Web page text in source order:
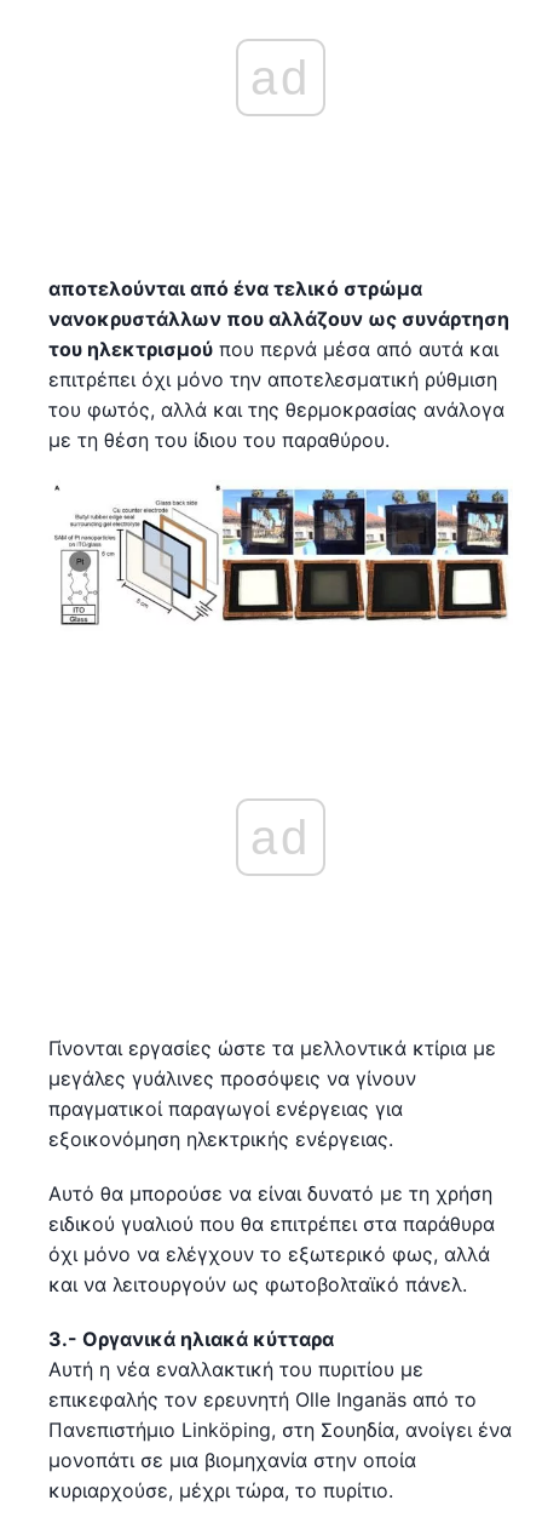
ad
αποτελούνται από ένα τελικό στρώμα
νανοκρυστάλλων που αλλάζουν ως συνάρτηση
του ηλεκτρισμού που περνά μέσα από αυτά και
επιτρέπει όχι μόνο την αποτελεσματική ρύθμιση
του φωτός, αλλά και της θερμοκρασίας ανάλογα
με τη θέση του ίδιου του παραθύρου.
ad
Γίνονται εργασίες ώστε τα μελλοντικά κτίρια με
μεγάλες γυάλινες προσόψεις να γίνουν
πραγματικοί παραγωγοί ενέργειας για
εξοικονόμηση ηλεκτρικής ενέργειας.
Αυτό θα μπορούσε να είναι δυνατό με τη χρήση
ειδικού γυαλιού που θα επιτρέπει στα παράθυρα
όχι μόνο να ελέγχουν το εξωτερικό φως, αλλά
και να λειτουργούν ως φωτοβολταϊκό πάνελ.
3.- Οργανικά ηλιακά κύτταρα
Αυτή η νέα εναλλακτική του πυριτίου με
επικεφαλής τον ερευνητή Olle Inganäs από το
Πανεπιστήμιο Linköping, στη Σουηδία, ανοίγει ένα
μονοπάτι σε μια βιομηχανία στην οποία
κυριαρχούσε, μέχρι τώρα, το πυρίτιο.